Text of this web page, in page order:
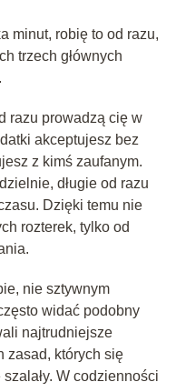
minut, robię to od razu,
trzech głównych
razu prowadzą cię w
akceptujesz bez
z kimś zaufanym.
długie od razu
Dzięki temu nie
rozterek, tylko od
nie sztywnym
widać podobny
najtrudniejsze
zasad, których się
W codzienności